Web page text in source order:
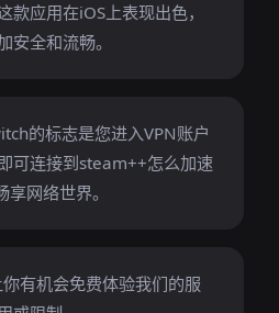
款应用在iOS上表现出色，
安全和流畅。
的标志是您进入VPN账户
可连接到steam++怎么加速
网络世界。
有机会免费体验我们的服